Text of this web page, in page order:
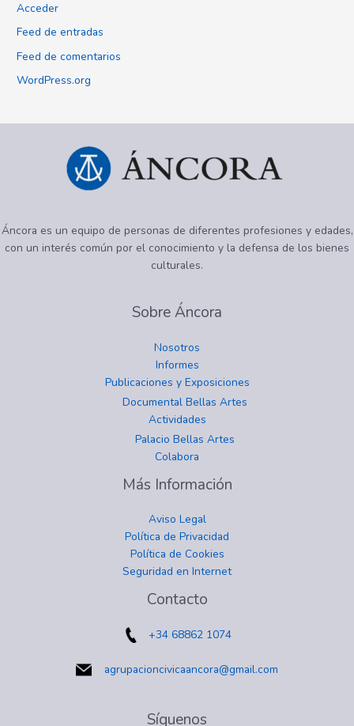
Acceder
Feed de entradas
Feed de comentarios
WordPress.org
Áncora es un equipo de personas de diferentes profesiones y edades,
con un interés común por el conocimiento y la defensa de los bienes
culturales.
Sobre Áncora
Nosotros
Informes
Publicaciones y Exposiciones
Documental Bellas Artes
Actividades
Palacio Bellas Artes
Colabora
Más Información
Aviso Legal
Política de Privacidad
Política de Cookies
Seguridad en Internet
Contacto
+34 68862 1074
agrupacioncivicaancora@gmail.com
Síguenos
instagramfacebooktwitter